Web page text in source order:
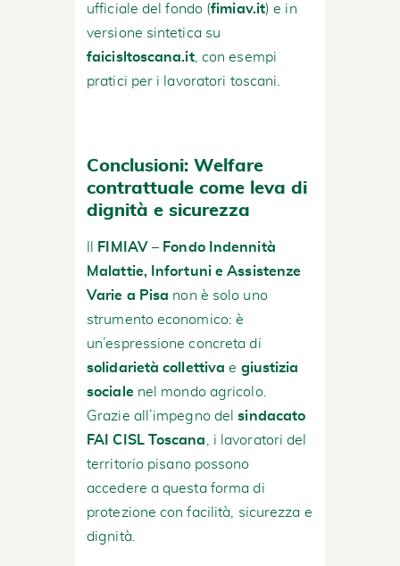
ufficiale del fondo (fimiav.it) e in
versione sintetica su
faicisltoscana.it, con esempi
pratici per i lavoratori toscani.
Conclusioni: Welfare
contrattuale come leva di
dignità e sicurezza
FIMIAV – Fondo Indennità
Malattie, Infortuni e Assistenze
Varie a Pisa non è solo uno
strumento economico: è
un’espressione concreta di
solidarietà collettiva e giustizia
socialenel mondo agricolo.
Grazie all’impegno delsindacato
FAI CISL Toscana
, i lavoratori del
territorio pisano possono
accedere a questa forma di
protezione con facilità, sicurezza e
dignità.